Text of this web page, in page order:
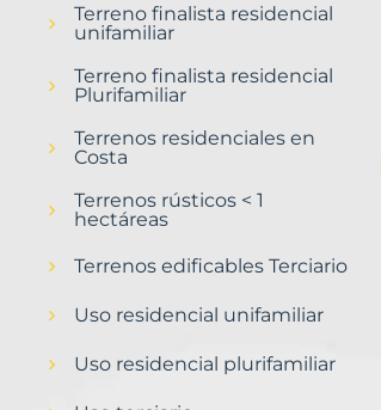
Terreno finalista residencial
unifamiliar
Terreno finalista residencial
Plurifamiliar
Terrenos residenciales en
Costa
Terrenos rústicos < 1
hectáreas
Terrenos edificables Terciario
Uso residencial unifamiliar
Uso residencial plurifamiliar